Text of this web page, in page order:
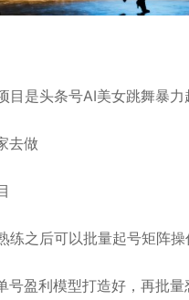
目是头条号AI美女跳舞暴力
去做
之后可以批量起号矩阵操
盈利模型打造好，再批量